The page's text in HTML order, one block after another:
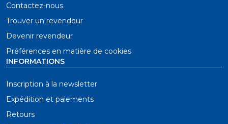
Contactez-nous
Trouver un revendeur
Devenir revendeur
Préférences en matière de cookies
INFORMATIONS
Inscription à la newsletter
Expédition et paiements
Retours